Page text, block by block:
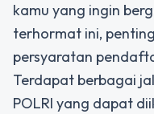
kamu yang ingin
terhormat ini,
persyaratan
Terdapat berbagai
POLRI yang dapat